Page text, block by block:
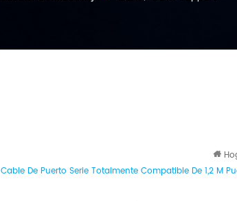
Cable De Puerto Serie Totalmente Compatible De 1,2 M